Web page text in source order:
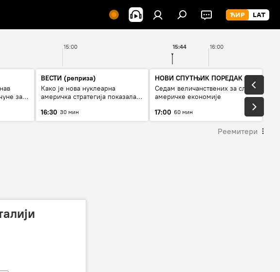
15:00 16:00
15:44
за
ВЕСТИ (реприза)
Како је нова нуклеарна
америчка стратегија показала
16:30 30 мин
НОВИ СПУТЊИК ПОРЕДАК
Седам величанствених за слом
америчке економије
17:00 60 мин
Реемитери